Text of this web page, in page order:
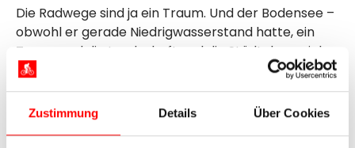
Zustimmung Details Über Cookies
Die Radwege sind ja ein Traum. Und der Bodensee –
obwohl er gerade Niedrigwasserstand hatte, ein
Traum und die Landschaft und die Städtchen – ich
bin überwältigt. Ich hatte diese Schönheit nicht
erwartet.